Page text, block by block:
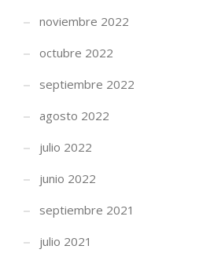
noviembre 2022
octubre 2022
septiembre 2022
agosto 2022
julio 2022
junio 2022
septiembre 2021
julio 2021